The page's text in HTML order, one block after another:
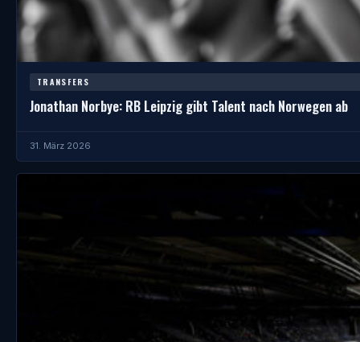
TRANSFERS
Jonathan Norbye: RB Leipzig gibt Talent nach Norwegen ab
31. März 2026